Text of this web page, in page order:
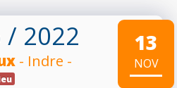
/ 2022
- Indre -
13
NOV